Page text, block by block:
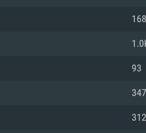
168
93
347
312